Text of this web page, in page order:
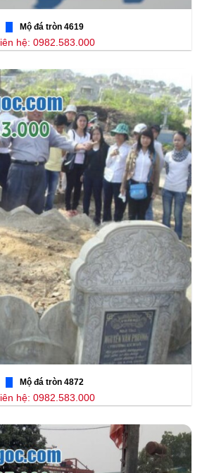
Mộ đá tròn 4619
hệ: 0982.583.000
Mộ đá tròn 4872
hệ: 0982.583.000